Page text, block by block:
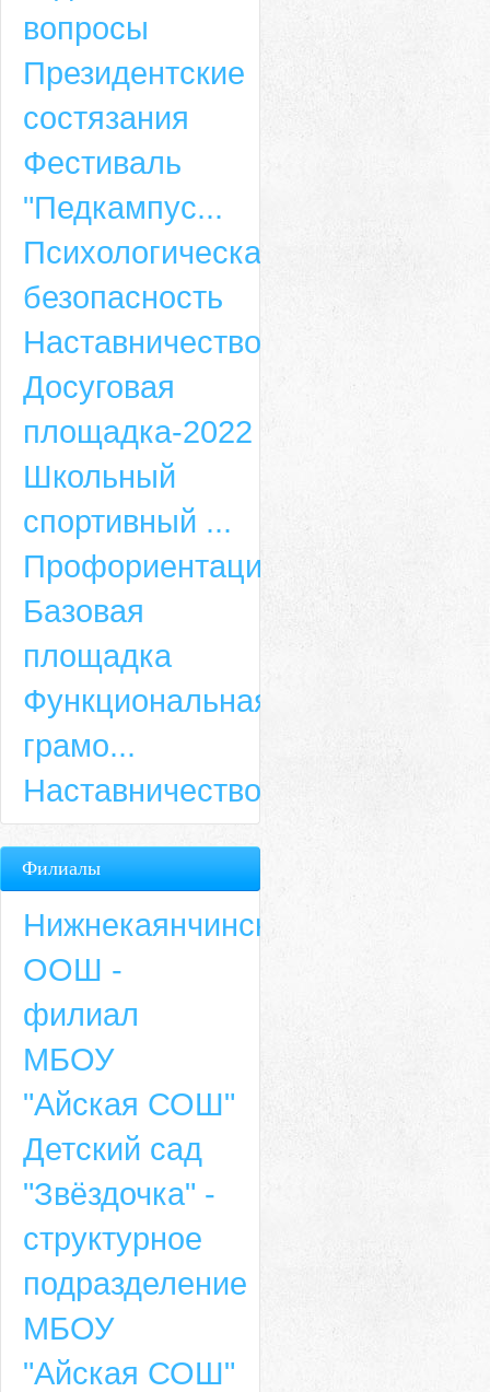
вопросы
Президентские
состязания
Фестиваль
"Педкампус...
Психологическая
безопасность
Наставничество
Досуговая
площадка-2022
Школьный
спортивный ...
Профориентация
Базовая
площадка
Функциональная
грамо...
Наставничество
Филиалы
Нижнекаянчинская
ООШ -
филиал
МБОУ
"Айская СОШ"
Детский сад
"Звёздочка" -
структурное
подразделение
МБОУ
"Айская СОШ"